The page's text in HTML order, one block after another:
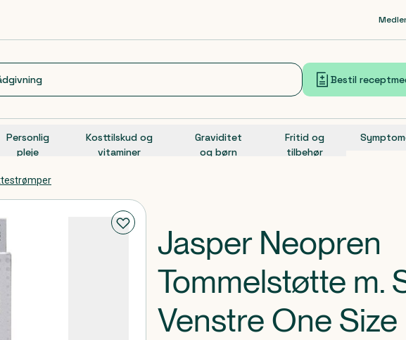
Bestil
Personlig
pleje
Kosttilskud og
vitaminer
Graviditet
og børn
Fritid og
tilbehør
Jasper Neopren
Tommelstøtte m.
Venstre One Size